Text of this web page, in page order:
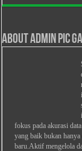
About Admin PIC
fokus pada akurasi
yang baik bukan
baru.Aktif mengelola